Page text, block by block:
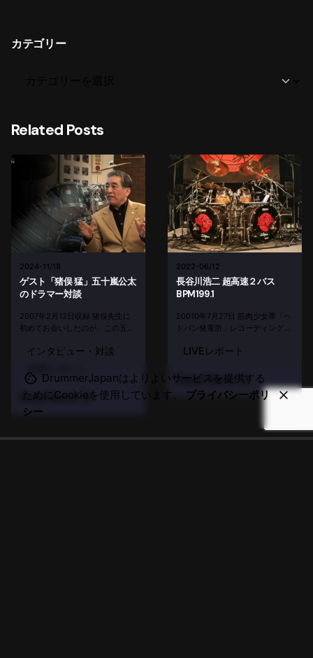
カテゴリー
Related Posts
2024-11/18
ゲスト「猪俣 猛」五十嵐公太
のドラマー対談
2007年2月12日収録 猪俣先生に
初めてお会いしたのが、この五十
対談のロケでした。田端にある
ブができるレンタルスペースにお
邪魔しました。 とてもジェント
ル...
インタビュー・対談
Read More
2022-06/12
長谷川浩二 超高速２バス
BPM199.1
20010年7月27日 筋肉少女帯「ヘ
ドバン発電所」レコーディング・
数年でもかなりのものです
画を、ご紹介します！！！ という
わけで、前回のblogネタの答え
は...
LIVEレポート
Read More
DrummerJapanはよりよいサービスを提供する
ためにCookieを使用しています。 プライバシーポリ
シー